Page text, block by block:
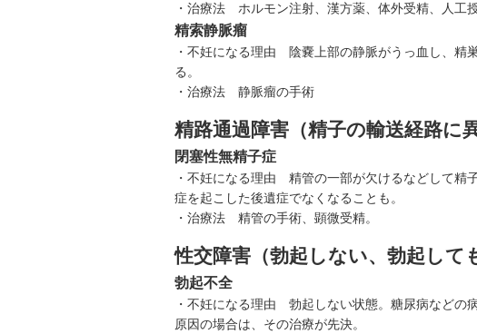
・治療法 ホルモン注射、漢方薬、体外受精、人工
精索静脈瘤
・不妊になる理由 陰嚢上部の静脈がうっ血し、精
る。
・治療法 静脈瘤の手術
精路通過障害（精子の輸送経路に
閉塞性無精子症
・不妊になる理由 精管の一部が欠けるなどして精
症を起こした後遺症でなくなることも。
・治療法 精管の手術、顕微受精。
性交障害（勃起しない、勃起して
勃起不全
・不妊になる理由 勃起しない状態。糖尿病などの
原因の場合は、その治療が先決。